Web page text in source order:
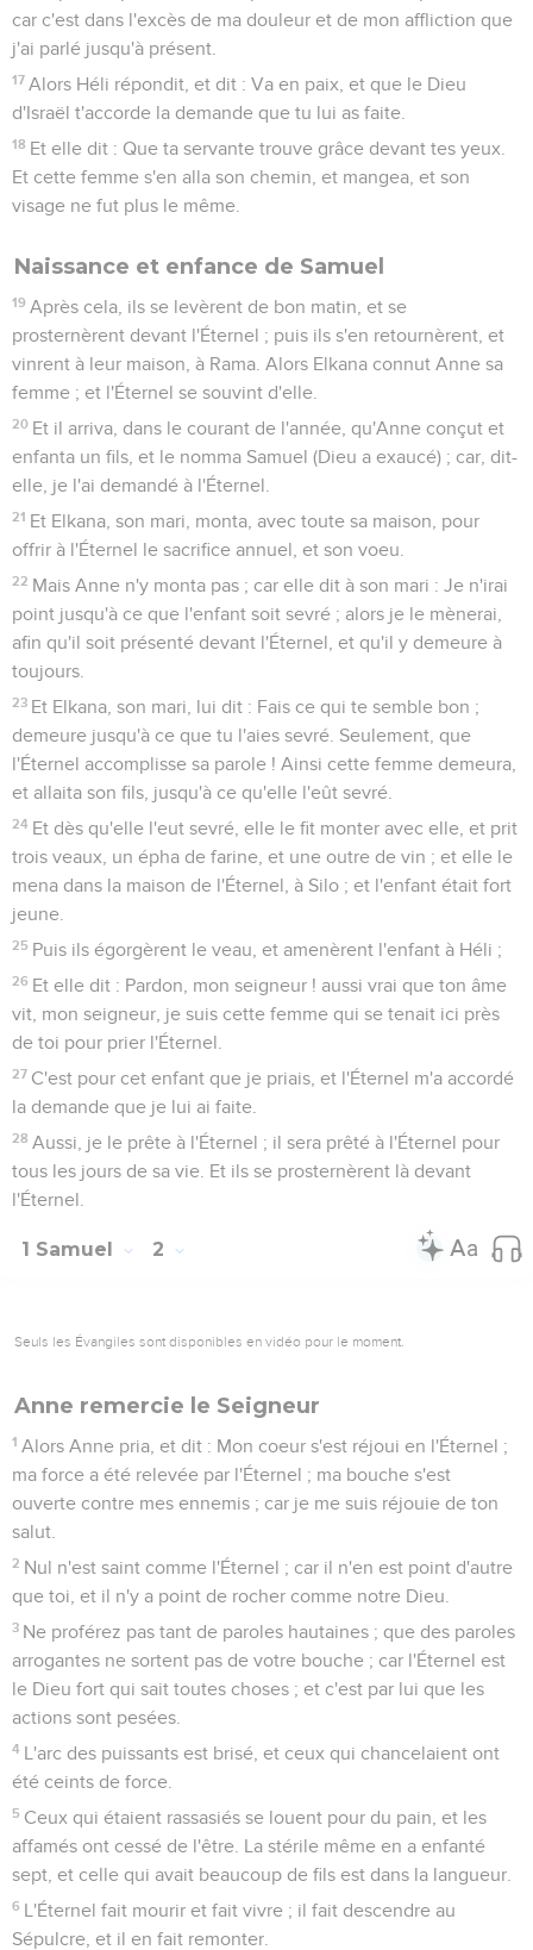
car c'est dans l'excès de ma douleur et de mon affliction que
j'ai parlé jusqu'à présent.
17 Alors Héli répondit, et dit : Va en paix, et que le Dieu
d'Israël t'accorde la demande que tu lui as faite.
18 Et elle dit : Que ta servante trouve grâce devant tes yeux.
Et cette femme s'en alla son chemin, et mangea, et son
visage ne fut plus le même.
Naissance et enfance de Samuel
19 Après cela, ils se levèrent de bon matin, et se
prosternèrent devant l'Éternel ; puis ils s'en retournèrent, et
vinrent à leur maison, à Rama. Alors Elkana connut Anne sa
femme ; et l'Éternel se souvint d'elle.
20 Et il arriva, dans le courant de l'année, qu'Anne conçut et
enfanta un fils, et le nomma Samuel (Dieu a exaucé) ; car, dit-
elle, je l'ai demandé à l'Éternel.
21 Et Elkana, son mari, monta, avec toute sa maison, pour
offrir à l'Éternel le sacrifice annuel, et son voeu.
22 Mais Anne n'y monta pas ; car elle dit à son mari : Je n'irai
point jusqu'à ce que l'enfant soit sevré ; alors je le mènerai,
afin qu'il soit présenté devant l'Éternel, et qu'il y demeure à
toujours.
23 Et Elkana, son mari, lui dit : Fais ce qui te semble bon ;
demeure jusqu'à ce que tu l'aies sevré. Seulement, que
l'Éternel accomplisse sa parole ! Ainsi cette femme demeura,
et allaita son fils, jusqu'à ce qu'elle l'eût sevré.
24 Et dès qu'elle l'eut sevré, elle le fit monter avec elle, et prit
trois veaux, un épha de farine, et une outre de vin ; et elle le
mena dans la maison de l'Éternel, à Silo ; et l'enfant était fort
jeune.
25 Puis ils égorgèrent le veau, et amenèrent l'enfant à Héli ;
26 Et elle dit : Pardon, mon seigneur ! aussi vrai que ton âme
vit, mon seigneur, je suis cette femme qui se tenait ici près
de toi pour prier l'Éternel.
27 C'est pour cet enfant que je priais, et l'Éternel m'a accordé
la demande que je lui ai faite.
28 Aussi, je le prête à l'Éternel ; il sera prêté à l'Éternel pour
tous les jours de sa vie. Et ils se prosternèrent là devant
l'Éternel.
1 Samuel 2
Seuls les Évangiles sont disponibles en vidéo pour le moment.
Anne remercie le Seigneur
1 Alors Anne pria, et dit : Mon coeur s'est réjoui en l'Éternel ;
ma force a été relevée par l'Éternel ; ma bouche s'est
ouverte contre mes ennemis ; car je me suis réjouie de ton
salut.
2 Nul n'est saint comme l'Éternel ; car il n'en est point d'autre
que toi, et il n'y a point de rocher comme notre Dieu.
3 Ne proférez pas tant de paroles hautaines ; que des paroles
arrogantes ne sortent pas de votre bouche ; car l'Éternel est
le Dieu fort qui sait toutes choses ; et c'est par lui que les
actions sont pesées.
4 L'arc des puissants est brisé, et ceux qui chancelaient ont
été ceints de force.
5 Ceux qui étaient rassasiés se louent pour du pain, et les
affamés ont cessé de l'être. La stérile même en a enfanté
sept, et celle qui avait beaucoup de fils est dans la langueur.
6 L'Éternel fait mourir et fait vivre ; il fait descendre au
Sépulcre, et il en fait remonter.